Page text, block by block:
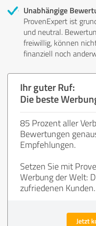
Unabhängige
ProvenExpert ist
und neutral.
freiwillig, können
finanziell noch
Ihr guter Ruf:
Die beste
85 Prozent aller
Bewertungen
Empfehlungen.
Setzen Sie mit
Werbung der Welt:
zufriedenen Kunden.
Jetzt